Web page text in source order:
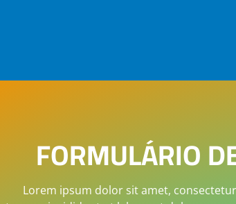
FORMULÁRIO
Lorem ipsum dolor sit amet,